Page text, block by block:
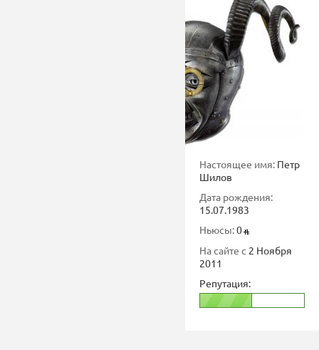
Настоящее имя: Петр
Шилов
Дата рождения:
15.07.1983
Ньюсы:0
На сайте с 2 Ноября
2011
Репутация: